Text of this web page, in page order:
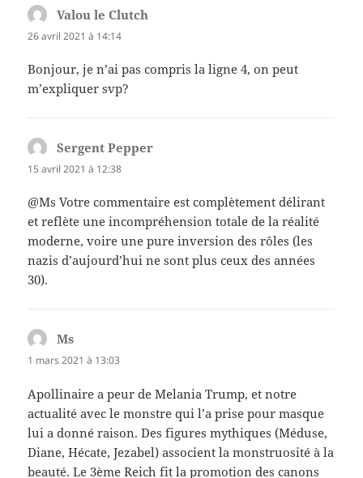
Valou le Clutch
26 avril 2021 à 14:14
Bonjour, je n’ai pas compris la ligne 4, on peut
m’expliquer svp?
Sergent Pepper
15 avril 2021 à 12:38
@Ms Votre commentaire est complètement délirant
et reflète une incompréhension totale de la réalité
moderne, voire une pure inversion des rôles (les
nazis d’aujourd’hui ne sont plus ceux des années
30).
Ms
1 mars 2021 à 13:03
Apollinaire a peur de Melania Trump, et notre
actualité avec le monstre qui l’a prise pour masque
lui a donné raison. Des figures mythiques (Méduse,
Diane, Hécate, Jezabel) associent la monstruosité à la
beauté. Le 3ème Reich fit la promotion des canons